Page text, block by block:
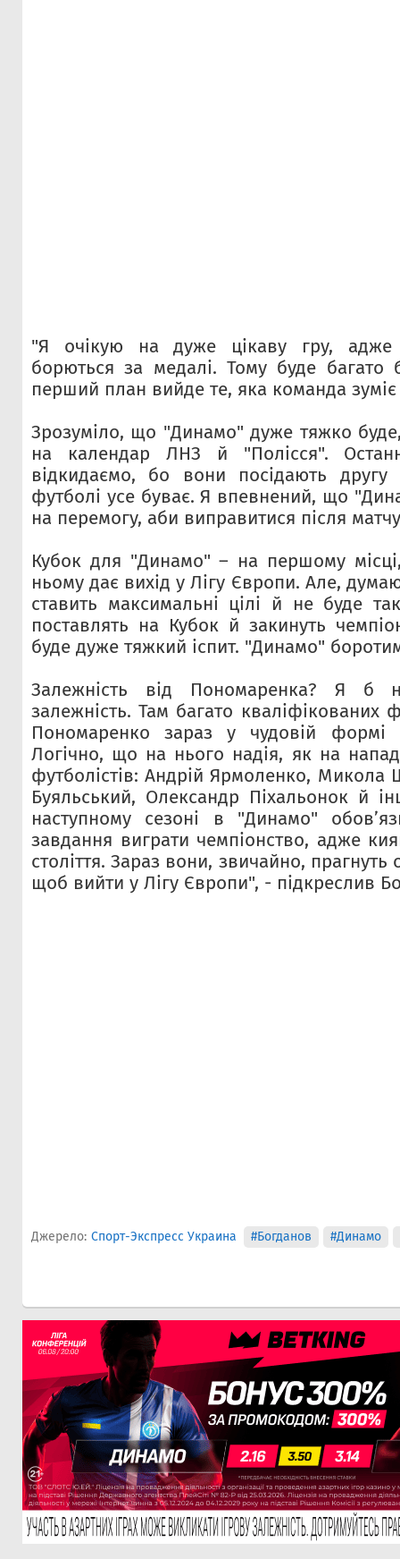
"Я очікую на дуже цікаву гру,
борються за медалі. Тому буде багато
перший план вийде те, яка команда
Зрозуміло, що "Динамо" дуже тяжко
на календар ЛНЗ й "Полісся".
відкидаємо, бо вони посідають
футболі усе буває. Я впевнений, що
на перемогу, аби виправитися після
Кубок для "Динамо" – на першому
ньому дає вихід у Лігу Європи. Але,
ставить максимальні цілі й не буде
поставлять на Кубок й закинуть
буде дуже тяжкий іспит. "Динамо"
Залежність від Пономаренка? Я
залежність. Там багато кваліфікованих
Пономаренко зараз у чудовій формі
Логічно, що на нього надія, як на
футболістів: Андрій Ярмоленко, Микола
Буяльський, Олександр Піхальонок й
наступному сезоні в "Динамо"
завдання виграти чемпіонство, адже
століття. Зараз вони, звичайно, прагнуть
щоб вийти у Лігу Європи", - підкреслив
Джерело: Спорт-Экспресс Украина #Богданов #Динамо